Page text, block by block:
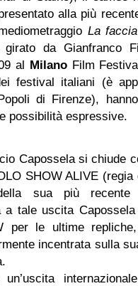
alla più
La
da Gianfranco
al MilanoFilm
festival italiani (è
di Firenze),
possibilità espressive.
Capossela si chiude
SHOW ALIVE
sua più
a tale uscita
per le ultime
incentrata sulla